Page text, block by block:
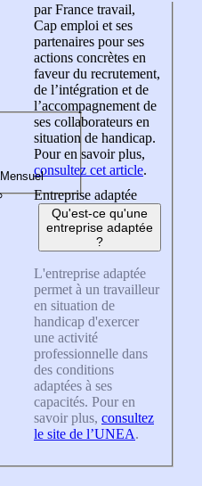
par France travail,
Cap emploi et ses
partenaires pour ses
actions concrètes en
faveur du recrutement,
de l’intégration et de
l’accompagnement de
ses collaborateurs en
situation de handicap.
Pour en savoir plus,
consultez cet article.
Entreprise adaptée
Qu'est-ce qu'une
entreprise adaptée
?
L'entreprise adaptée
permet à un travailleur
en situation de
handicap d'exercer
une activité
professionnelle dans
des conditions
adaptées à ses
capacités. Pour en
savoir plus, consultez
le site de l’UNEA.